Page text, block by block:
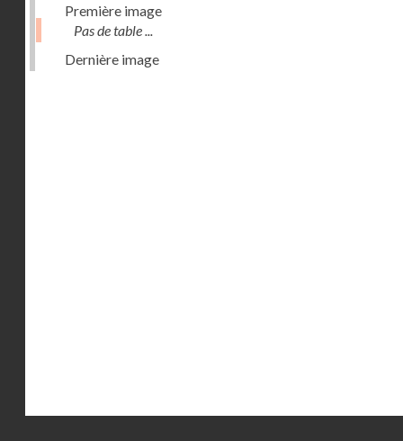
Première image
Pas de table ...
Dernière image